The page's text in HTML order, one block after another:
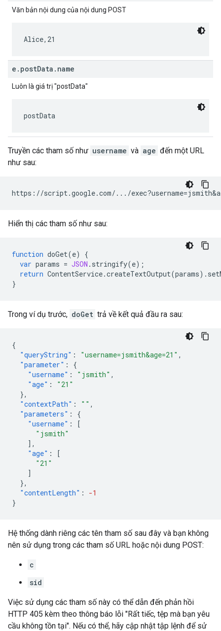
Văn bản nội dung của nội dung POST
Alice,21
e.postData.name
Luôn là giá trị "postData"
postData
Truyền các tham số như username và age đến một URL
như sau:
Hiển thị các tham số như sau:
function doGet(e)
{
var params = JSON . stringify(e);
return ContentService.createTextOutput(params).
}
Trong ví dụ trước, doGet trả về kết quả đầu ra sau:
{
"queryString" : "username=jsmith&age=21" ,
"parameter" :
{
"username" : "jsmith" ,
"age" :
"21"
},
"contextPath" : "" ,
"parameters" :
{
"username" :
[
"jsmith"
],
"age" :
[
"21"
]
},
"contentLength" :
-1
}
Hệ thống dành riêng các tên tham số sau đây và bạn không
nên sử dụng trong các tham số URL hoặc nội dung POST:
c
sid
Việc sử dụng các tham số này có thể dẫn đến phản hồi
HTTP 405 kèm theo thông báo lỗi "Rất tiếc, tệp mà bạn yêu
cầu không tồn tại". Nếu có thể, hãy cập nhật tập lệnh để sử